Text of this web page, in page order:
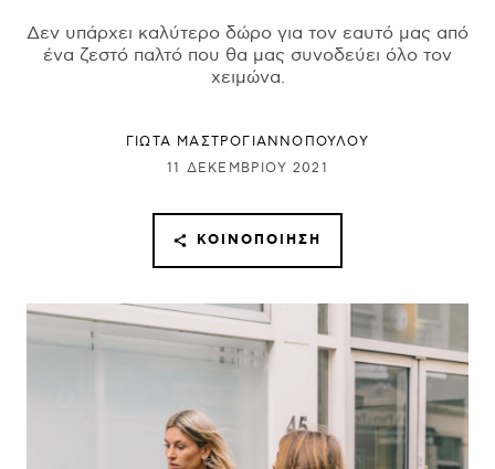
Δεν υπάρχει καλύτερο δώρο για τον εαυτό μας από
ένα ζεστό παλτό που θα μας συνοδεύει όλο τον
χειμώνα.
ΓΙΩΤΑ ΜΑΣΤΡΟΓΙΑΝΝΟΠΟΥΛΟΥ
11 ΔΕΚΕΜΒΡΊΟΥ 2021
ΚΟΙΝΟΠΟΊΗΣΗ